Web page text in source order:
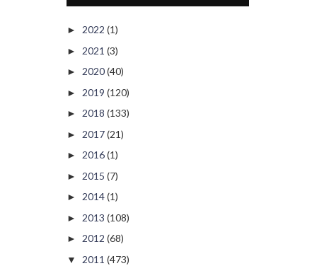
► 2022 (1)
► 2021 (3)
► 2020(40)
► 2019 (120)
► 2018 (133)
► 2017(21)
► 2016(1)
► 2015 (7)
► 2014(1)
► 2013 (108)
► 2012 (68)
▼ 2011 (473)